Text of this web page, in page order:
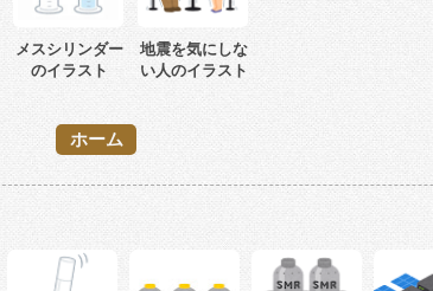
メスシリンダー
のイラスト
地震を気にしな
い人のイラスト
ホーム